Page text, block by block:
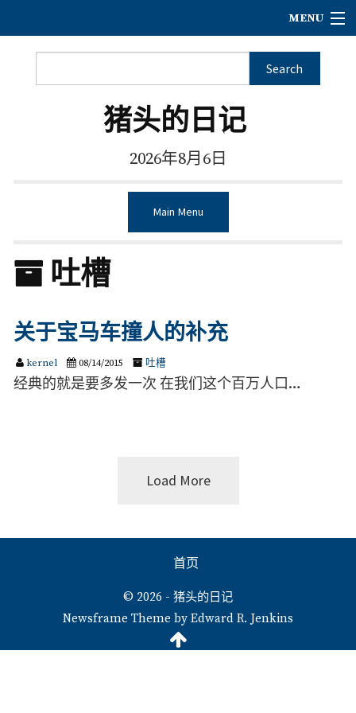
MENU
猪头的日记
2026年8月6日
Main Menu
吐槽
关于宝马车撞人的补充
kernel 08/14/2015 吐槽
经典的就是要多发一次 在我们这个百万人口…
Load More
首页
© 2026 - 猪头的日记
Newsframe Theme by Edward R. Jenkins